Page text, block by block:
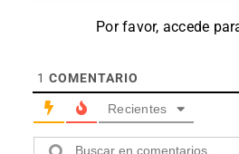
Por favor, accede
1 COMENTARIO
Recientes